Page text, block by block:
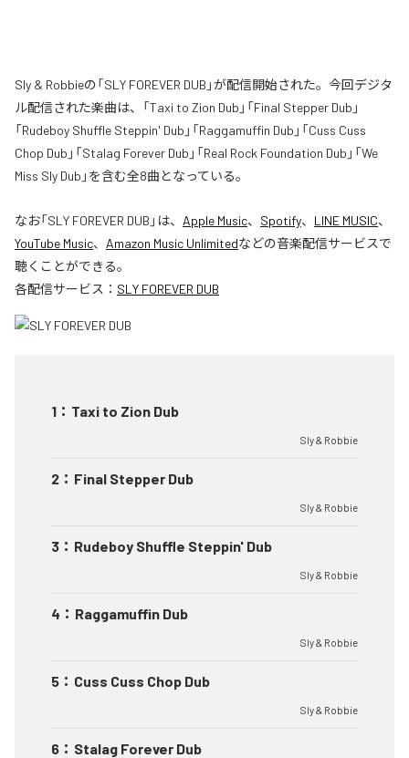
Sly & Robbieの「SLY FOREVER DUB」が配信開始された。今回デジタ
ル配信された楽曲は、「Taxi to Zion Dub」「Final Stepper Dub」
「Rudeboy Shuffle Steppin' Dub」「Raggamuffin Dub」「Cuss Cuss
Chop Dub」「Stalag Forever Dub」「Real Rock Foundation Dub」「We
Miss Sly Dub」を含む全8曲となっている。
なお「SLY FOREVER DUB 」は、 Apple Music、 Spotify、 LINE MUSIC、
YouTube Music、 Amazon Music Unlimitedなどの音楽配信サービスで
聴くことができる。
各配信サービス： SLY FOREVER DUB
1 ： Taxi to Zion Dub
Sly & Robbie
2 ： Final Stepper Dub
Sly & Robbie
3 ： Rudeboy Shuffle Steppin' Dub
Sly & Robbie
4 ： Raggamuffin Dub
Sly & Robbie
5 ： Cuss Cuss Chop Dub
Sly & Robbie
6 ： Stalag Forever Dub